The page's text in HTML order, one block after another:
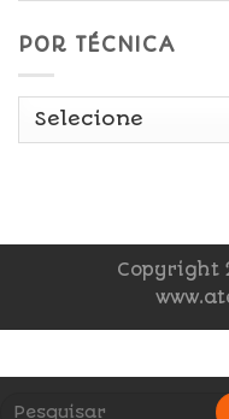
POR TÉCNICA
Copyright